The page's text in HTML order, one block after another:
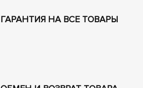
ГАРАНТИЯ НА ВСЕ ТОВАРЫ